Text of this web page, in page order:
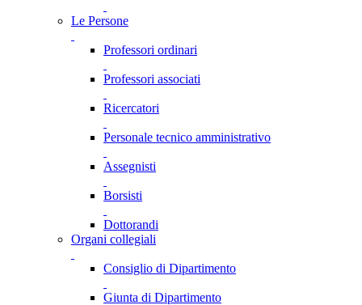
Le Persone
Professori ordinari
Professori associati
Ricercatori
Personale tecnico amministrativo
Assegnisti
Borsisti
Dottorandi
Organi collegiali
Consiglio di Dipartimento
Giunta di Dipartimento